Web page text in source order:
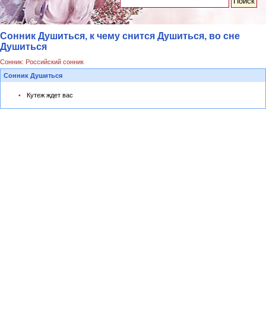
Сонник Душиться, к чему снится Душиться, во сне
Душиться
Сонник: Российский сонник
Сонник Душиться
Кутеж ждет вас